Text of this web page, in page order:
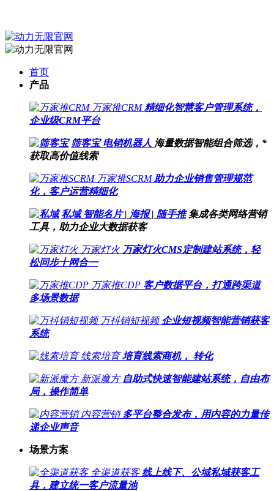
首页
产品
万家推CRM 精细化智慧客户管理系统，
企业级CRM平台
筛客宝 电销机器人 海量数据智能组合筛选，*
获取高价值线索
万家推SCRM 助力企业销售管理规范
化，客户运营精细化
私域 智能名片 | 海报 | 随手推 集成各类网络营销
工具，助力企业大数据获客
万家灯火 万家灯火CMS定制建站系统，轻
松同步十网合一
万家推CDP 客户数据平台，打通跨渠道
多场景数据
万抖销短视频 企业短视频智能营销获客
系统
线索培育 培育线索商机， 转化
新派魔方 自助式快速智能建站系统，自由布
局，操作简单
内容营销 多平台整合发布，用内容的力量传
递企业声音
场景方案
全渠道获客 线上线下、公域私域获客工
具，建立统一客户流量池